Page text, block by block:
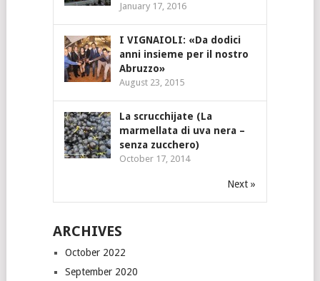
January 17, 2016
I VIGNAIOLI: «Da dodici
anni insieme per il nostro
Abruzzo»
August 23, 2015
La scrucchijate (La
marmellata di uva nera –
senza zucchero)
October 17, 2014
Next »
ARCHIVES
October 2022
September 2020